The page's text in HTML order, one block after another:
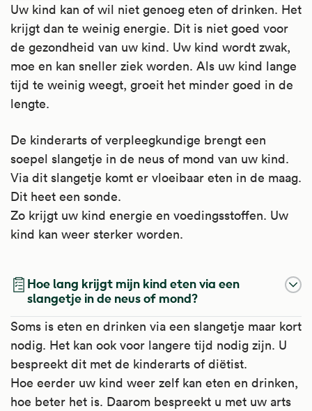
Uw kind kan of wil niet genoeg eten of drinken. Het
krijgt dan te weinig energie. Dit is niet goed voor
de gezondheid van uw kind. Uw kind wordt zwak,
moe en kan sneller ziek worden. Als uw kind lange
tijd te weinig weegt, groeit het minder goed in de
lengte.
De kinderarts of verpleegkundige brengt een
soepel slangetje in de neus of mond van uw kind.
Via dit slangetje komt er vloeibaar eten in de maag.
Dit heet een sonde.
Zo krijgt uw kind energie en voedingsstoffen. Uw
kind kan weer sterker worden.
Hoe lang krijgt mijn kind eten via een
slangetje in de neus of mond?
Soms is eten en drinken via een slangetje maar kort
nodig. Het kan ook voor langere tijd nodig zijn. U
bespreekt dit met de kinderarts of diëtist.
Hoe eerder uw kind weer zelf kan eten en drinken,
hoe beter het is. Daarom bespreekt u met uw arts